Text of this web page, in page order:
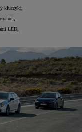
kluczyk),
LED,